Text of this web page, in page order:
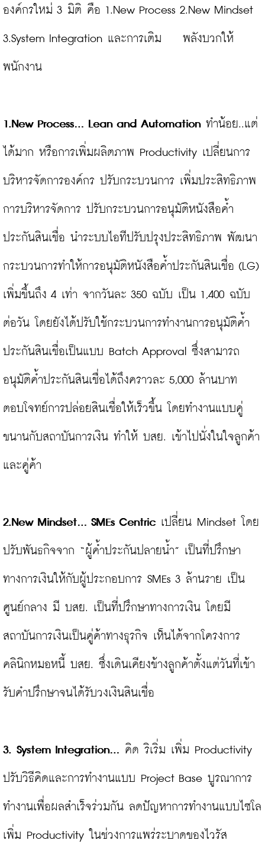
องค์กรใหม่ 3 มิติ คือ 1.New Process 2.New Mindset
3.System Integration และการเติม    พลังบวกให้
พนักงาน
1.New Process… Lean and Automation ทำน้อย..แต่
ได้มาก หรือการเพิ่มผลิตภาพ Productivity เปลี่ยนการ
บริหารจัดการองค์กร ปรับกระบวนการ เพิ่มประสิทธิภาพ
การบริหารจัดการ ปรับกระบวนการอนุมัติหนังสือค้ำ
ประกันสินเชื่อ นำระบบไอทีปรับปรุงประสิทธิภาพ พัฒนา
กระบวนการทำให้การอนุมัติหนังสือค้ำประกันสินเชื่อ (LG)
เพิ่มขึ้นถึง 4 เท่า จากวันละ 350 ฉบับ เป็น 1,400 ฉบับ
ต่อวัน โดยยังได้ปรับใช้กระบวนการทำงานการอนุมัติค้ำ
ประกันสินเชื่อเป็นแบบ Batch Approval ซึ่งสามารถ
อนุมัติค้ำประกันสินเชื่อได้ถึงคราวละ 5,000 ล้านบาท
ตอบโจทย์การปล่อยสินเชื่อให้เร็วขึ้น โดยทำงานแบบคู่
ขนานกับสถาบันการเงิน ทำให้ บสย. เข้าไปนั่งในใจลูกค้า
และคู่ค้า
2.New Mindset… SMEs Centric เปลี่ยน Mindset โดย
ปรับพันธกิจจาก “ผู้ค้ำประกันปลายน้ำ” เป็นที่ปรึกษา
ทางการเงินให้กับผู้ประกอบการ SMEs 3 ล้านราย เป็น
ศูนย์กลาง มี บสย. เป็นที่ปรึกษาทางการเงิน โดยมี
สถาบันการเงินเป็นคู่ค้าทางธุรกิจ เห็นได้จากโครงการ
คลินิกหมอหนี้ บสย. ซึ่งเดินเคียงข้างลูกค้าตั้งแต่วันที่เข้า
รับคำปรึกษาจนได้รับวงเงินสินเชื่อ
3. System Integration… คิด ริเริ่ม เพิ่ม Productivity
ปรับวิธีคิดและการทำงานแบบ Project Base บูรณาการ
ทำงานเพื่อผลสำเร็จร่วมกัน ลดปัญหาการทำงานแบบไซโล
เพิ่ม Productivity ในช่วงการแพร่ระบาดของไวรัส